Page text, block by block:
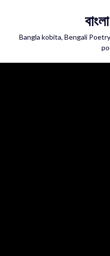
Bangla kobita, Bengali Poetry,